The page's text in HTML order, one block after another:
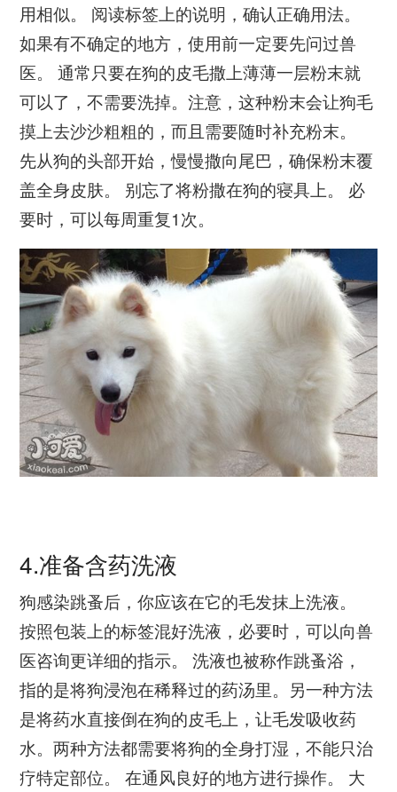
用相似。 阅读标签上的说明，确认正确用法。
如果有不确定的地方，使用前一定要先问过兽
医。 通常只要在狗的皮毛撒上薄薄一层粉末就
可以了，不需要洗掉。注意，这种粉末会让狗毛
摸上去沙沙粗粗的，而且需要随时补充粉末。
先从狗的头部开始，慢慢撒向尾巴，确保粉末覆
盖全身皮肤。 别忘了将粉撒在狗的寝具上。 必
要时，可以每周重复1次。
4.准备含药洗液
狗感染跳蚤后，你应该在它的毛发抹上洗液。
按照包装上的标签混好洗液，必要时，可以向兽
医咨询更详细的指示。 洗液也被称作跳蚤浴，
指的是将狗浸泡在稀释过的药汤里。另一种方法
是将药水直接倒在狗的皮毛上，让毛发吸收药
水。两种方法都需要将狗的全身打湿，不能只治
疗特定部位。 在通风良好的地方进行操作。 大